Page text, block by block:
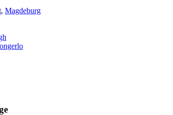
, Magdeburg